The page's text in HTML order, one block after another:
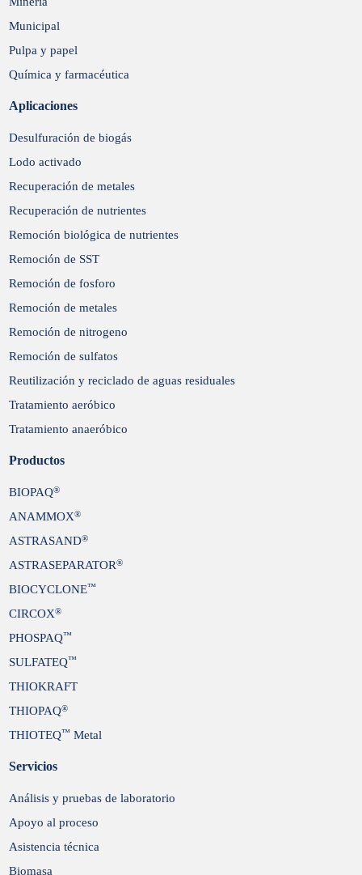
Municipal
Pulpa y papel
Química y farmacéutica
Aplicaciones
Desulfuración de biogás
Lodo activado
Recuperación de metales
Recuperación de nutrientes
Remoción biológica de nutrientes
Remoción de SST
Remoción de fosforo
Remoción de metales
Remoción de nitrogeno
Remoción de sulfatos
Reutilización y reciclado de aguas residuales
Tratamiento aeróbico
Tratamiento anaeróbico
Productos
BIOPAQ®
ANAMMOX®
ASTRASAND®
ASTRASEPARATOR®
BIOCYCLONE™
CIRCOX®
PHOSPAQ™
SULFATEQ™
THIOKRAFT
THIOPAQ®
THIOTEQ™ Metal
Servicios
Análisis y pruebas de laboratorio
Apoyo al proceso
Asistencia técnica
Biomasa